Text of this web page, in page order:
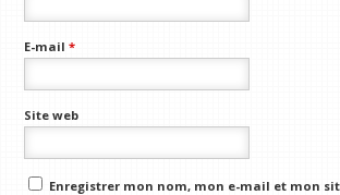
E-mail*
Site web
Enregistrer mon nom, mon e-mail et mon